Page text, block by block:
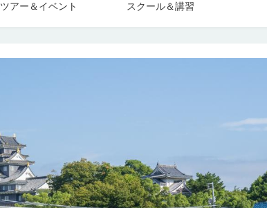
ツアー＆イベント スクール＆講習